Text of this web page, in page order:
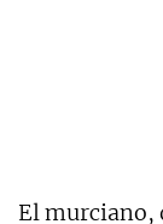
El murciano,